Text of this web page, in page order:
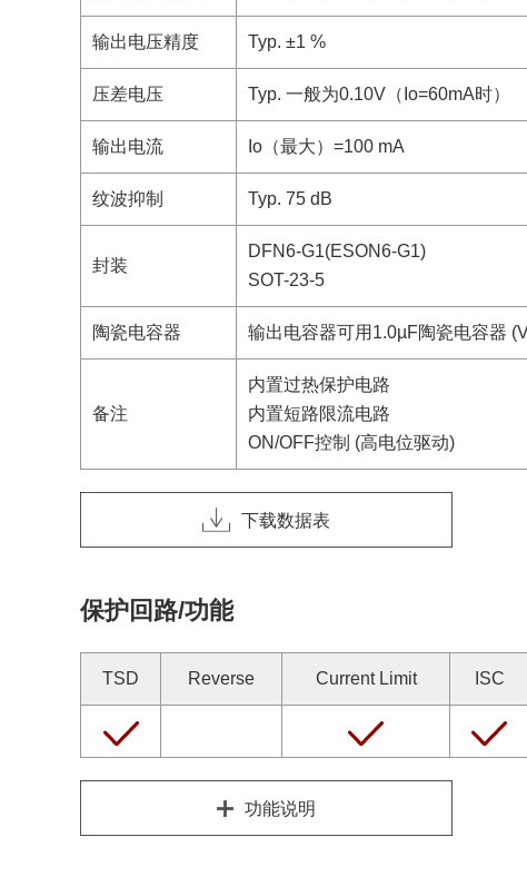
输出电压精度 Typ. ±1 %
压差电压 Typ. 一般为0.10V（Io=60mA时）
输出电流 Io（最大）=100 mA
纹波抑制 Typ. 75 dB
封装
DFN6-G1(ESON6-G1)
SOT-23-5
陶瓷电容器 输出电容器可用1.0µF陶瓷电容器
备注
内置过热保护电路
内置短路限流电路
ON/OFF控制 (高电位驱动)
下载数据表
保护回路/功能
TSD Reverse Current Limit ISC
功能说明